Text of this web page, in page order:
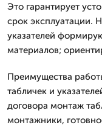
Это гарантирует
срок эксплуатации.
указателей
материалов;
Преимущества
табличек и
договора монтаж
монтажники,